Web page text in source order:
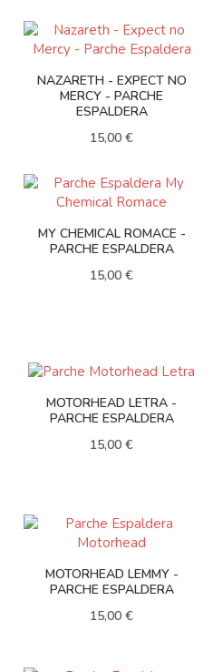
NAZARETH - EXPECT NO
MERCY - PARCHE
ESPALDERA
15,00 €
MY CHEMICAL ROMACE -
PARCHE ESPALDERA
15,00 €
MOTORHEAD LETRA -
PARCHE ESPALDERA
15,00 €
MOTORHEAD LEMMY -
PARCHE ESPALDERA
15,00 €